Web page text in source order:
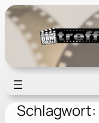
Zum
Inhalt
springen
Schlagwort: